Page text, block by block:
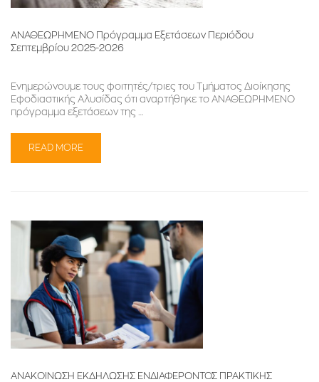
ΑΝΑΘΕΩΡΗΜΕΝΟ Πρόγραμμα Εξετάσεων Περιόδου
Σεπτεμβρίου 2025-2026
Ενημερώνουμε τους φοιτητές/τριες του Τμήματος Διοίκησης
Εφοδιαστικής Αλυσίδας ότι αναρτήθηκε το ΑΝΑΘΕΩΡΗΜΕΝΟ
πρόγραμμα εξετάσεων της …
READ MORE
ΑΝΑΚΟΙΝΩΣΗ ΕΚΔΗΛΩΣΗΣ ΕΝΔΙΑΦΕΡΟΝΤΟΣ ΠΡΑΚΤΙΚΗΣ